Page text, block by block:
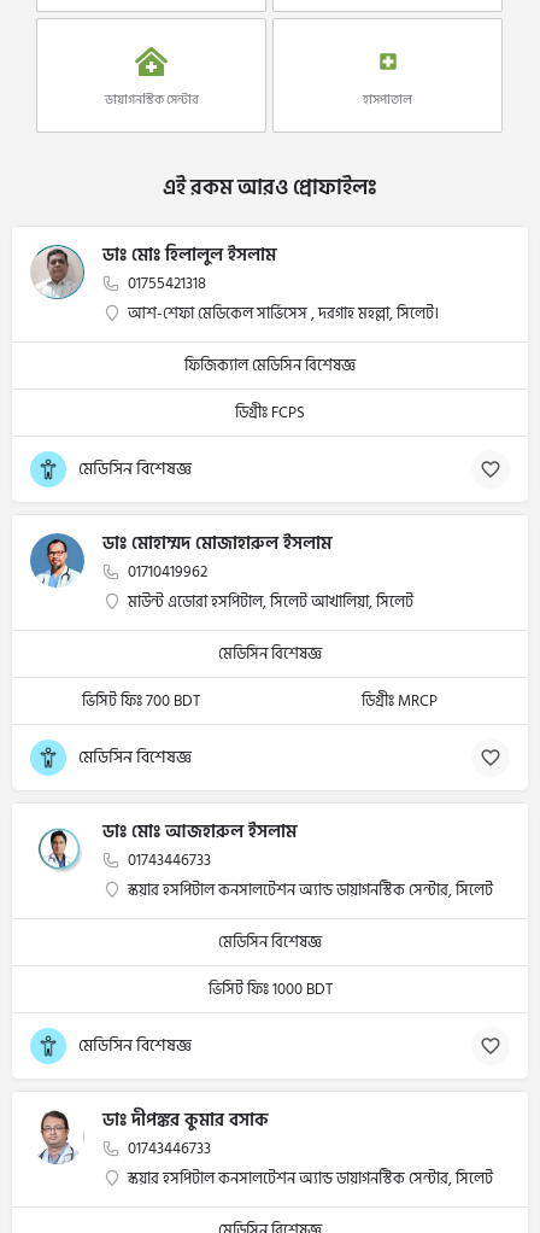
ডায়াগনস্টিক সেন্টার হাসপাতাল
এই রকম আরও প্রোফাইলঃ
ডাঃ মোঃ হিলালুল ইসলাম
01755421318
আশ-শেফা মেডিকেল সার্ভিসেস , দরগাহ মহল্লা, সিলেট।
ফিজিক্যাল মেডিসিন বিশেষজ্ঞ
ডিগ্রীঃ FCPS
মেডিসিন বিশেষজ্ঞ
ডাঃ মোহাম্মদ মোজাহারুল ইসলাম
01710419962
মাউন্ট এডোরা হসপিটাল, সিলেট আখালিয়া, সিলেট
মেডিসিন বিশেষজ্ঞ
ভিসিট ফিঃ 700 BDT
ডিগ্রীঃ MRCP
মেডিসিন বিশেষজ্ঞ
ডাঃ মোঃ আজহারুল ইসলাম
01743446733
স্কয়ার হসপিটাল কনসালটেশন অ্যান্ড ডায়াগনস্টিক সেন্টার, সিলেট
মেডিসিন বিশেষজ্ঞ
ভিসিট ফিঃ 1000 BDT
মেডিসিন বিশেষজ্ঞ
ডাঃ দীপঙ্কর কুমার বসাক
01743446733
স্কয়ার হসপিটাল কনসালটেশন অ্যান্ড ডায়াগনস্টিক সেন্টার, সিলেট